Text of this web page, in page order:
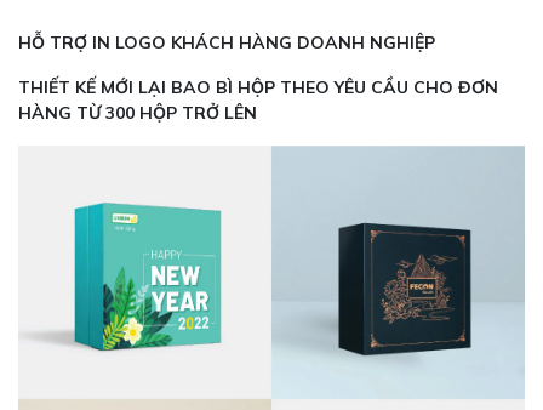
HỖ TRỢ IN LOGO KHÁCH HÀNG DOANH NGHIỆP
THIẾT KẾ MỚI LẠI BAO BÌ HỘP THEO YÊU CẦU CHO ĐƠN
HÀNG TỪ 300 HỘP TRỞ LÊN